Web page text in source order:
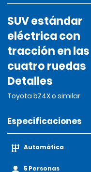
SUV estándar
eléctrica con
tracción en las
cuatro ruedas
Detalles
Toyota bZ4X o similar
Especificaciones
Automática
5 Personas